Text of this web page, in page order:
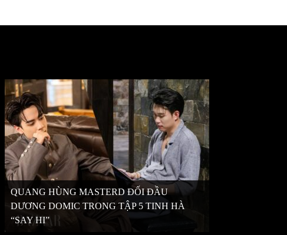
QUANG HÙNG MASTERD ĐỐI ĐẦU
DƯƠNG DOMIC TRONG TẬP 5 TINH HÀ
“SAY HI”